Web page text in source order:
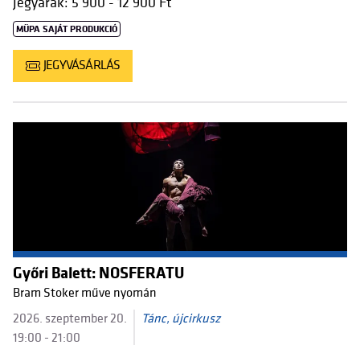
MÜPA SAJÁT PRODUKCIÓ
JEGYVÁSÁRLÁS
Győri Balett: NOSFERATU
Bram Stoker műve nyomán
2026. szeptember 20.
19:00 - 21:00
Tánc, újcirkusz